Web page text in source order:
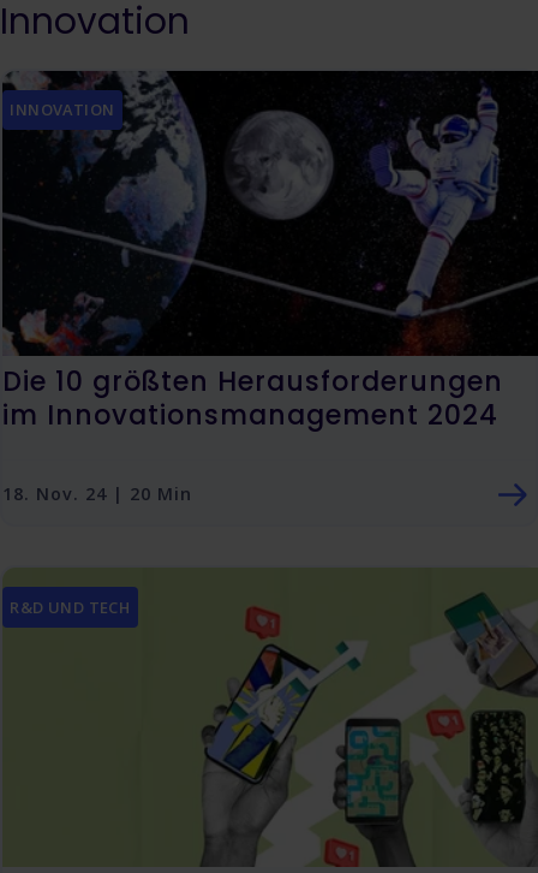
Innovation
INNOVATION
Die 10 größten Herausforderungen
im Innovationsmanagement 2024
18. Nov. 24 | 20 Min
R&D UND TECH